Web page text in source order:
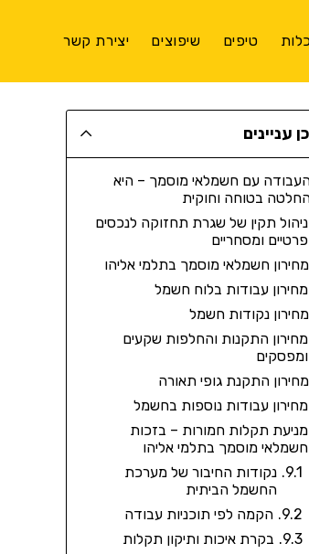
טיפים שיפוצים יצירת קשר
עניינים
עם חשמלאי מוסמך – היא
בטוחה וחוקית
ניהול תקין של שגרת תחזוקה לנכסים
פרטיים ומסחריים
מחירון חשמלאי מוסמך בתלמי אליהו
מחירון עבודות בלוח חשמל
מחירון נקודות חשמל
מחירון התקנות והחלפות שקעים
ומפסקים
מחירון התקנת גופי תאורה
מחירון עבודות נוספות בחשמל
מניעת תקלות חמורות – בזכות
חשמלאי מוסמך בתלמי אליהו
נקודות החיבור של מערכת
החשמל הביתית
הקמה לפי תוכניות עבודה
בקרת איכות ותיקון תקלות